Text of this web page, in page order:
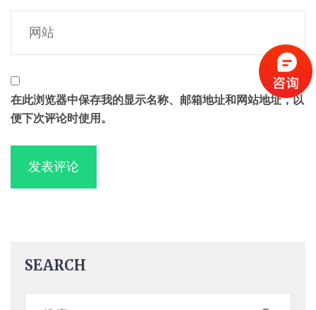
在此浏览器中保存我的显示名称、邮箱地址和网站地址，以
便下次评论时使用。
SEARCH